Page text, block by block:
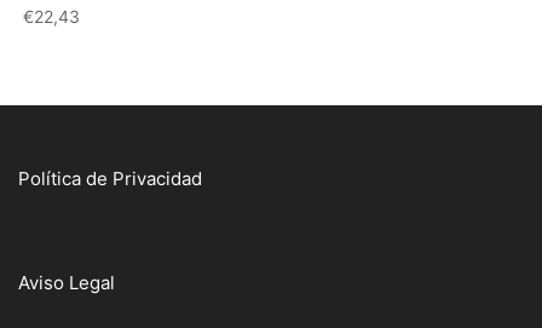
€22,43
Política de Privacidad
Aviso Legal